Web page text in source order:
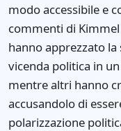
modo accessibile e
commenti di
hanno apprezzato
vicenda politica in
mentre altri hanno
accusandolo di
polarizzazione